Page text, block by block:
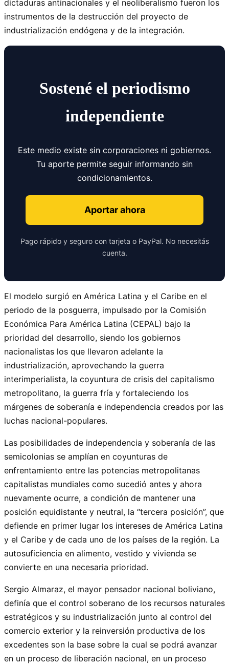
dictaduras antinacionales y el neoliberalismo fueron los
instrumentos de la destrucción del proyecto de
industrialización endógena y de la integración.
Sostené el periodismo
independiente
Este medio existe sin corporaciones ni gobiernos.
Tu aporte permite seguir informando sin
condicionamientos.
Aportar ahora
Pago rápido y seguro con tarjeta o PayPal. No necesitás
cuenta.
El modelo surgió en América Latina y el Caribe en el
periodo de la posguerra, impulsado por la Comisión
Económica Para América Latina (CEPAL) bajo la
prioridad del desarrollo, siendo los gobiernos
nacionalistas los que llevaron adelante la
industrialización, aprovechando la guerra
interimperialista, la coyuntura de crisis del capitalismo
metropolitano, la guerra fría y fortaleciendo los
márgenes de soberanía e independencia creados por las
luchas nacional-populares.
Las posibilidades de independencia y soberanía de las
semicolonias se amplían en coyunturas de
enfrentamiento entre las potencias metropolitanas
capitalistas mundiales como sucedió antes y ahora
nuevamente ocurre, a condición de mantener una
posición equidistante y neutral, la “tercera posición”, que
defiende en primer lugar los intereses de América Latina
y el Caribe y de cada uno de los países de la región. La
autosuficiencia en alimento, vestido y vivienda se
convierte en una necesaria prioridad.
Sergio Almaraz, el mayor pensador nacional boliviano,
definía que el control soberano de los recursos naturales
estratégicos y su industrialización junto al control del
comercio exterior y la reinversión productiva de los
excedentes son la base sobre la cual se podrá avanzar
en un proceso de liberación nacional, en un proceso